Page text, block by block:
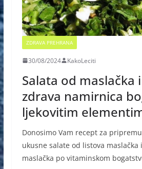
ZDRAVA PREHRANA
30/08/2024 KakoLeciti
Salata od maslačka
zdrava namirnica
ljekovitim
Donosimo Vam recept za
ukusne salate od listova maslačka
maslačka po vitaminskom